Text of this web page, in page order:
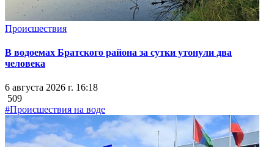
Происшествия
В водоемах Братского района за сутки утонули два
человека
6 августа 2026 г. 16:18
509
#Происшествия на воде